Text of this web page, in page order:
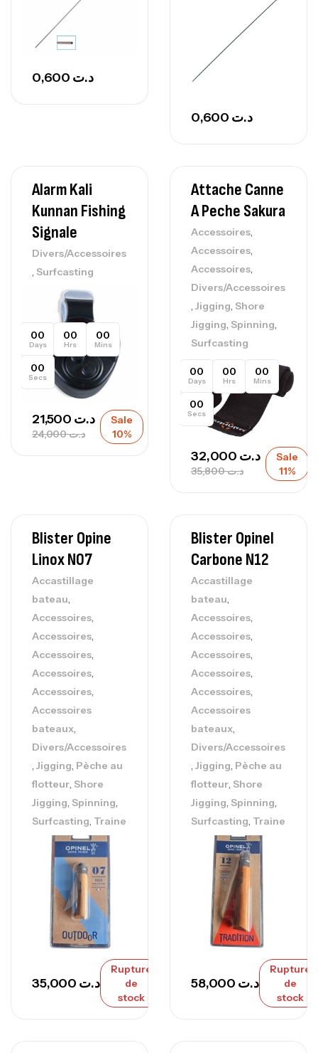
د.ت
د.ت
Alarm Kali
Kunnan Fishing
Signale
Divers/Accessoires
, Surfcasting
00
Days
00
Hrs
00
Mins
00
Secs
د.ت24,000
د.ت
Sale
10%
Attache Canne
A Peche Sakura
Accessoires,
Accessoires,
Accessoires,
Divers/Accessoires
, Jigging, Shore
Jigging, Spinning,
Surfcasting
00
Days
00
Hrs
00
Mins
00
Secs
د.ت35,800
د.ت
Sale
11%
Blister Opine
Linox N07
Accastillage
bateau
Accessoires
Accessoires
Accessoires
Accessoires
Accessoires
Accessoires
bateaux
Divers/Accessoires
Jigging Pèche au
flotteur Shore
Jigging Spinning
Surfcasting Traine
د.ت
Rupture
de
stock
Blister Opinel
Carbone N12
Accastillage
bateau
Accessoires
Accessoires
Accessoires
Accessoires
Accessoires
Accessoires
bateaux
Divers/Accessoires
Jigging Pèche au
flotteur Shore
Jigging Spinning
Surfcasting Traine
د.ت
Rupture
de
stock